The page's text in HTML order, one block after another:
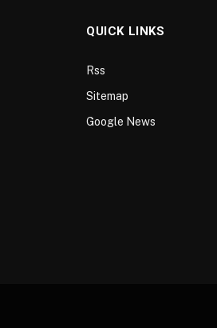
QUICK LINKS
Rss
Sitemap
Google News